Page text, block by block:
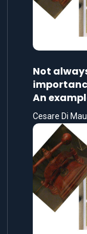
Not
An
Cesare Di